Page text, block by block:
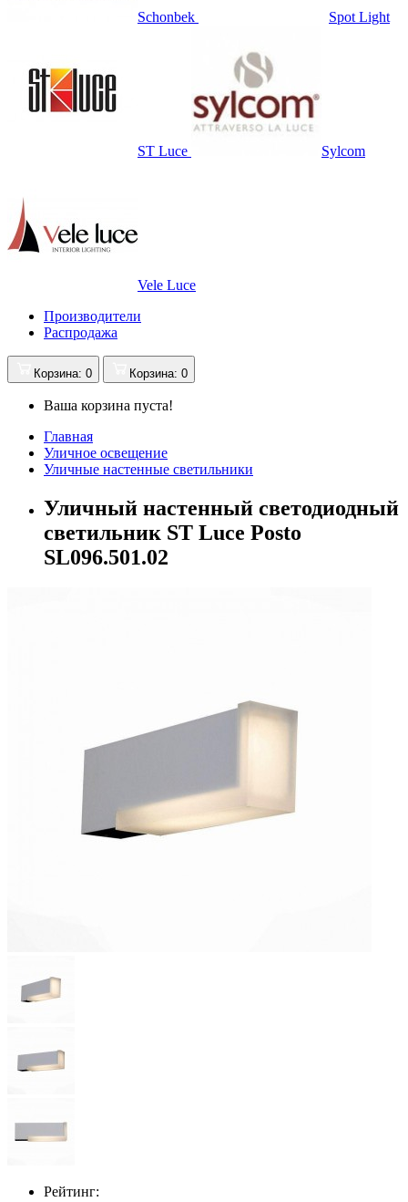
Schonbek Spot Light
ST Luce Sylcom
Vele Luce
Производители
Распродажа
Корзина: 0 Корзина: 0
Ваша корзина пуста!
Главная
Уличное освещение
Уличные настенные светильники
Уличный настенный светодиодный
светильник ST Luce Posto
SL096.501.02
Рейтинг: